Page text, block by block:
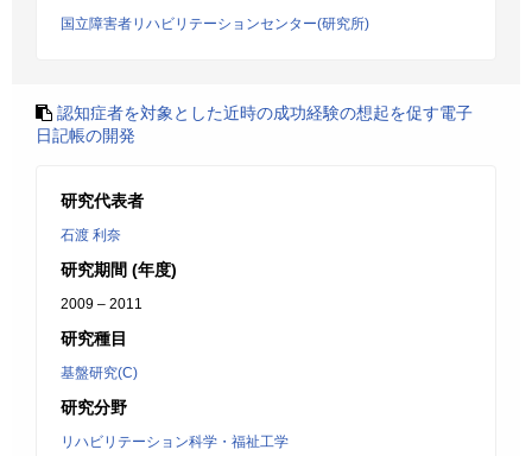
国立障害者リハビリテーションセンター(研究所)
認知症者を対象とした近時の成功経験の想起を促す電子
日記帳の開発
研究代表者
石渡 利奈
研究期間 (年度)
2009 – 2011
研究種目
基盤研究(C)
研究分野
リハビリテーション科学・福祉工学